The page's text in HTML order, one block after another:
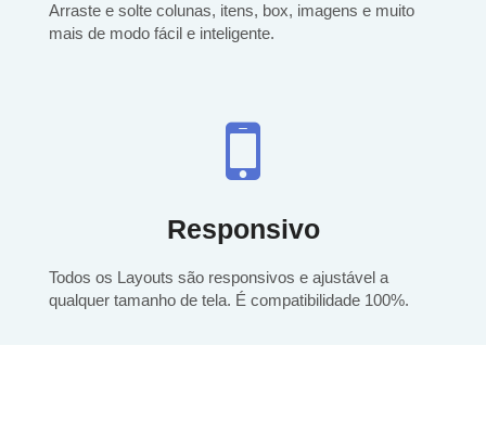
Arraste e solte colunas, itens, box, imagens e muito
mais de modo fácil e inteligente.
Responsivo
Todos os Layouts são responsivos e ajustável a
qualquer tamanho de tela. É compatibilidade 100%.